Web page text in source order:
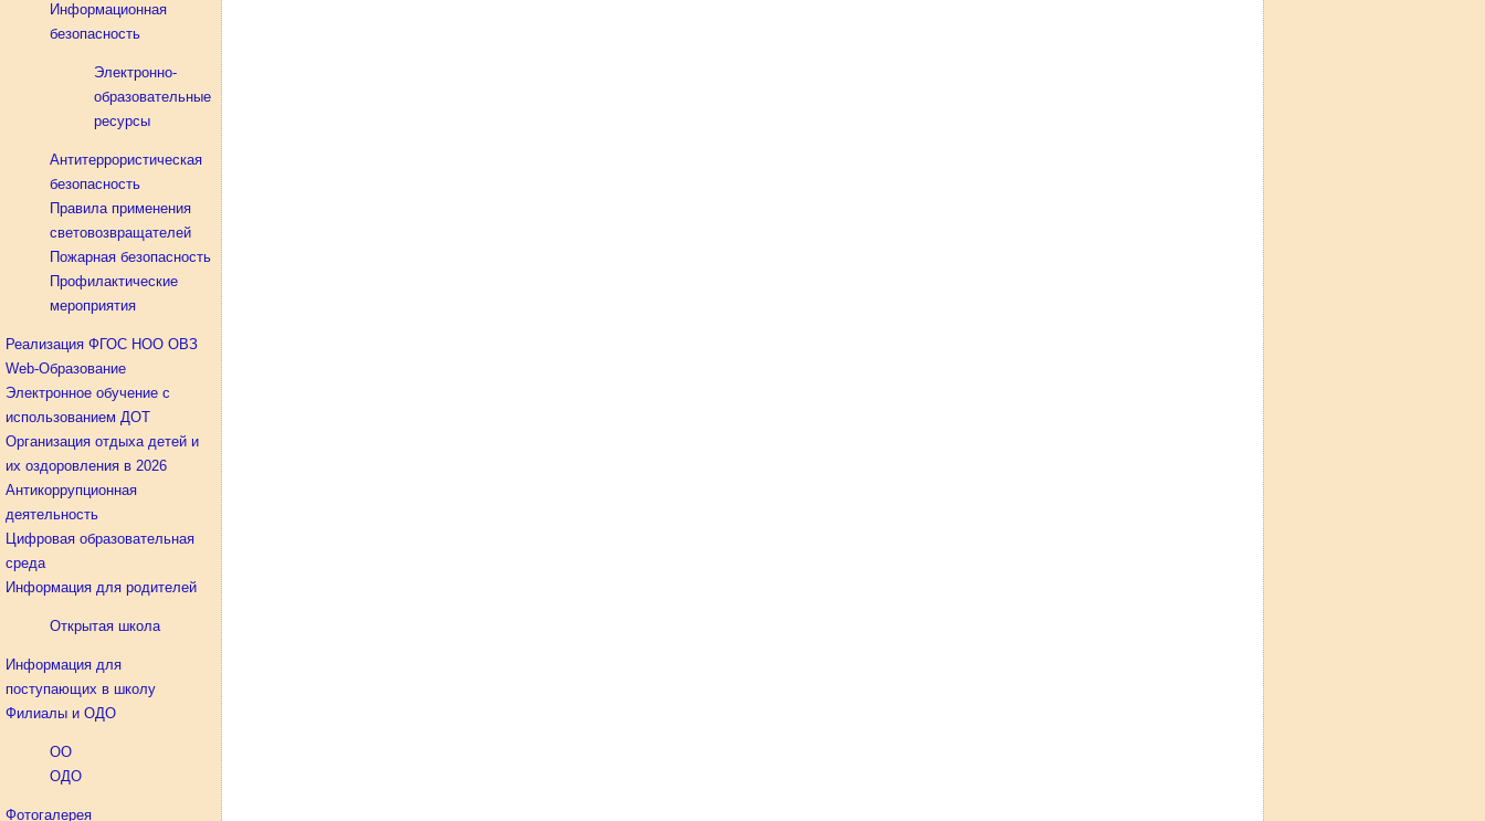
Информационная
безопасность
Электронно-
образовательные
ресурсы
Антитеррористическая
безопасность
Правила применения
световозвращателей
Пожарная безопасность
Профилактические
мероприятия
Реализация ФГОС НОО ОВЗ
Web-Образование
Электронное обучение с
использованием ДОТ
Организация отдыха детей и
их оздоровления в 2026
Антикоррупционная
деятельность
Цифровая образовательная
среда
Информация для родителей
Открытая школа
Информация для
поступающих в школу
Филиалы и ОДО
ОО
ОДО
Фотогалерея